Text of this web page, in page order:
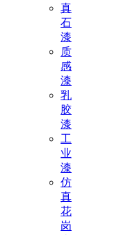
真
石
漆
质
感
漆
乳
胶
漆
工
业
漆
仿
真
花
岗